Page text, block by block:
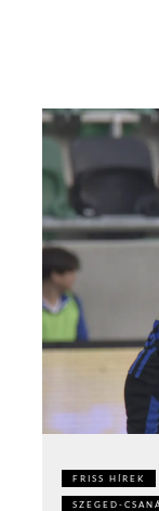
FRISS HÍREK
SZEGED-